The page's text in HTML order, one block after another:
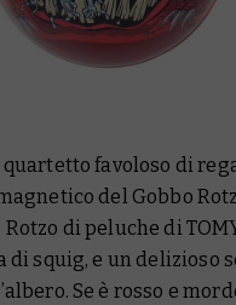
favoloso di
del Gobbo
di peluche di
di squig, e un delizioso
Se è rosso e